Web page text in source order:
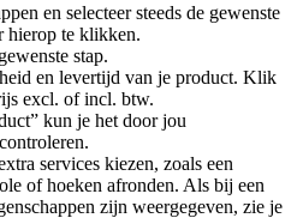
en selecteer steeds de gewenste
hierop te klikken.
stap.
en levertijd van je product. Klik
excl. of incl. btw.
kun je het door jou
services kiezen, zoals een
of hoeken afronden. Als bij een
zijn weergegeven, zie je